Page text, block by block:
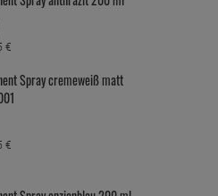
€
Spray cremeweiß matt
€